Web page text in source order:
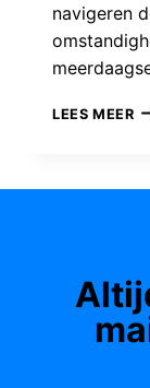
navigeren
LEES MEER